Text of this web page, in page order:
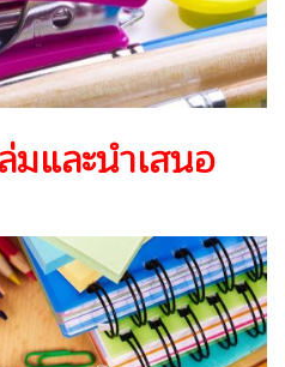
มและนำเสนอ